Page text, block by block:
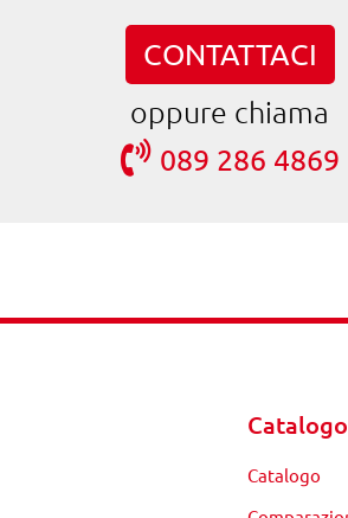
CONTATTACI
oppure chiama
089 286 4869
Catalogo